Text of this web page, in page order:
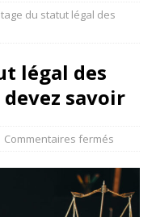
du statut légal des
légal des
savoir
Commentaires fermés